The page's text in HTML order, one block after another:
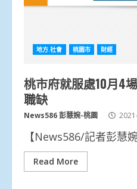
地方.社會 桃園市 財經
桃市府就服處10月4
職缺
News586 彭慧婉-桃園
【News586/記者彭慧
Read More